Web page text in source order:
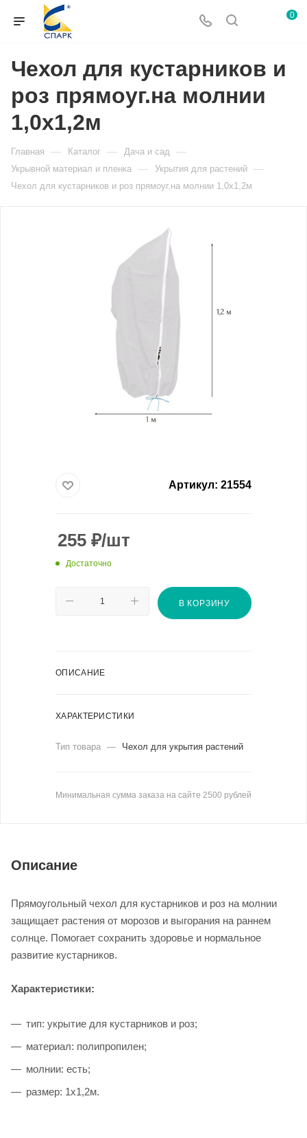
0
Чехол для кустарников и
роз прямоуг.на молнии
1,0х1,2м
Главная — Каталог — Дача и сад —
Укрывной материал и пленка — Укрытия для растений —
Чехол для кустарников и роз прямоуг.на молнии 1,0х1,2м
Артикул: 21554
255 ₽/шт
Достаточно
В КОРЗИНУ
ОПИСАНИЕ
ХАРАКТЕРИСТИКИ
Тип товара — Чехол для укрытия растений
Минимальная сумма заказа на сайте 2500 рублей
Описание
Прямоугольный чехол для кустарников и роз на молнии
защищает растения от морозов и выгорания на раннем
солнце. Помогает сохранить здоровье и нормальное
развитие кустарников.
Характеристики:
тип: укрытие для кустарников и роз;
материал: полипропилен;
молнии: есть;
размер: 1х1,2м.